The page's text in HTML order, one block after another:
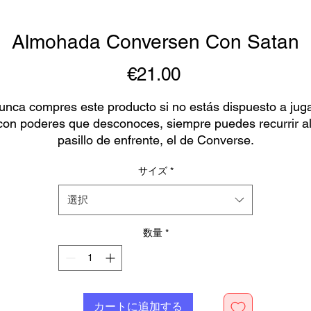
Almohada Conversen Con Satan
€21.00価
compres este producto si no estás dispuesto a
poderes que desconoces, siempre puedes recurrir al
pasillo de enfrente, el de Converse.
producto está hecho especialmente para tí, tan pronto
más en entregárselo. Hacer productos customizados en
lugar de a granel ayuda a reducir la sobreproducción, ¡así
que gracias por tomar decisiones de compra bien
pensadas!
サイズ *
選択
数量 *
カートに追加する